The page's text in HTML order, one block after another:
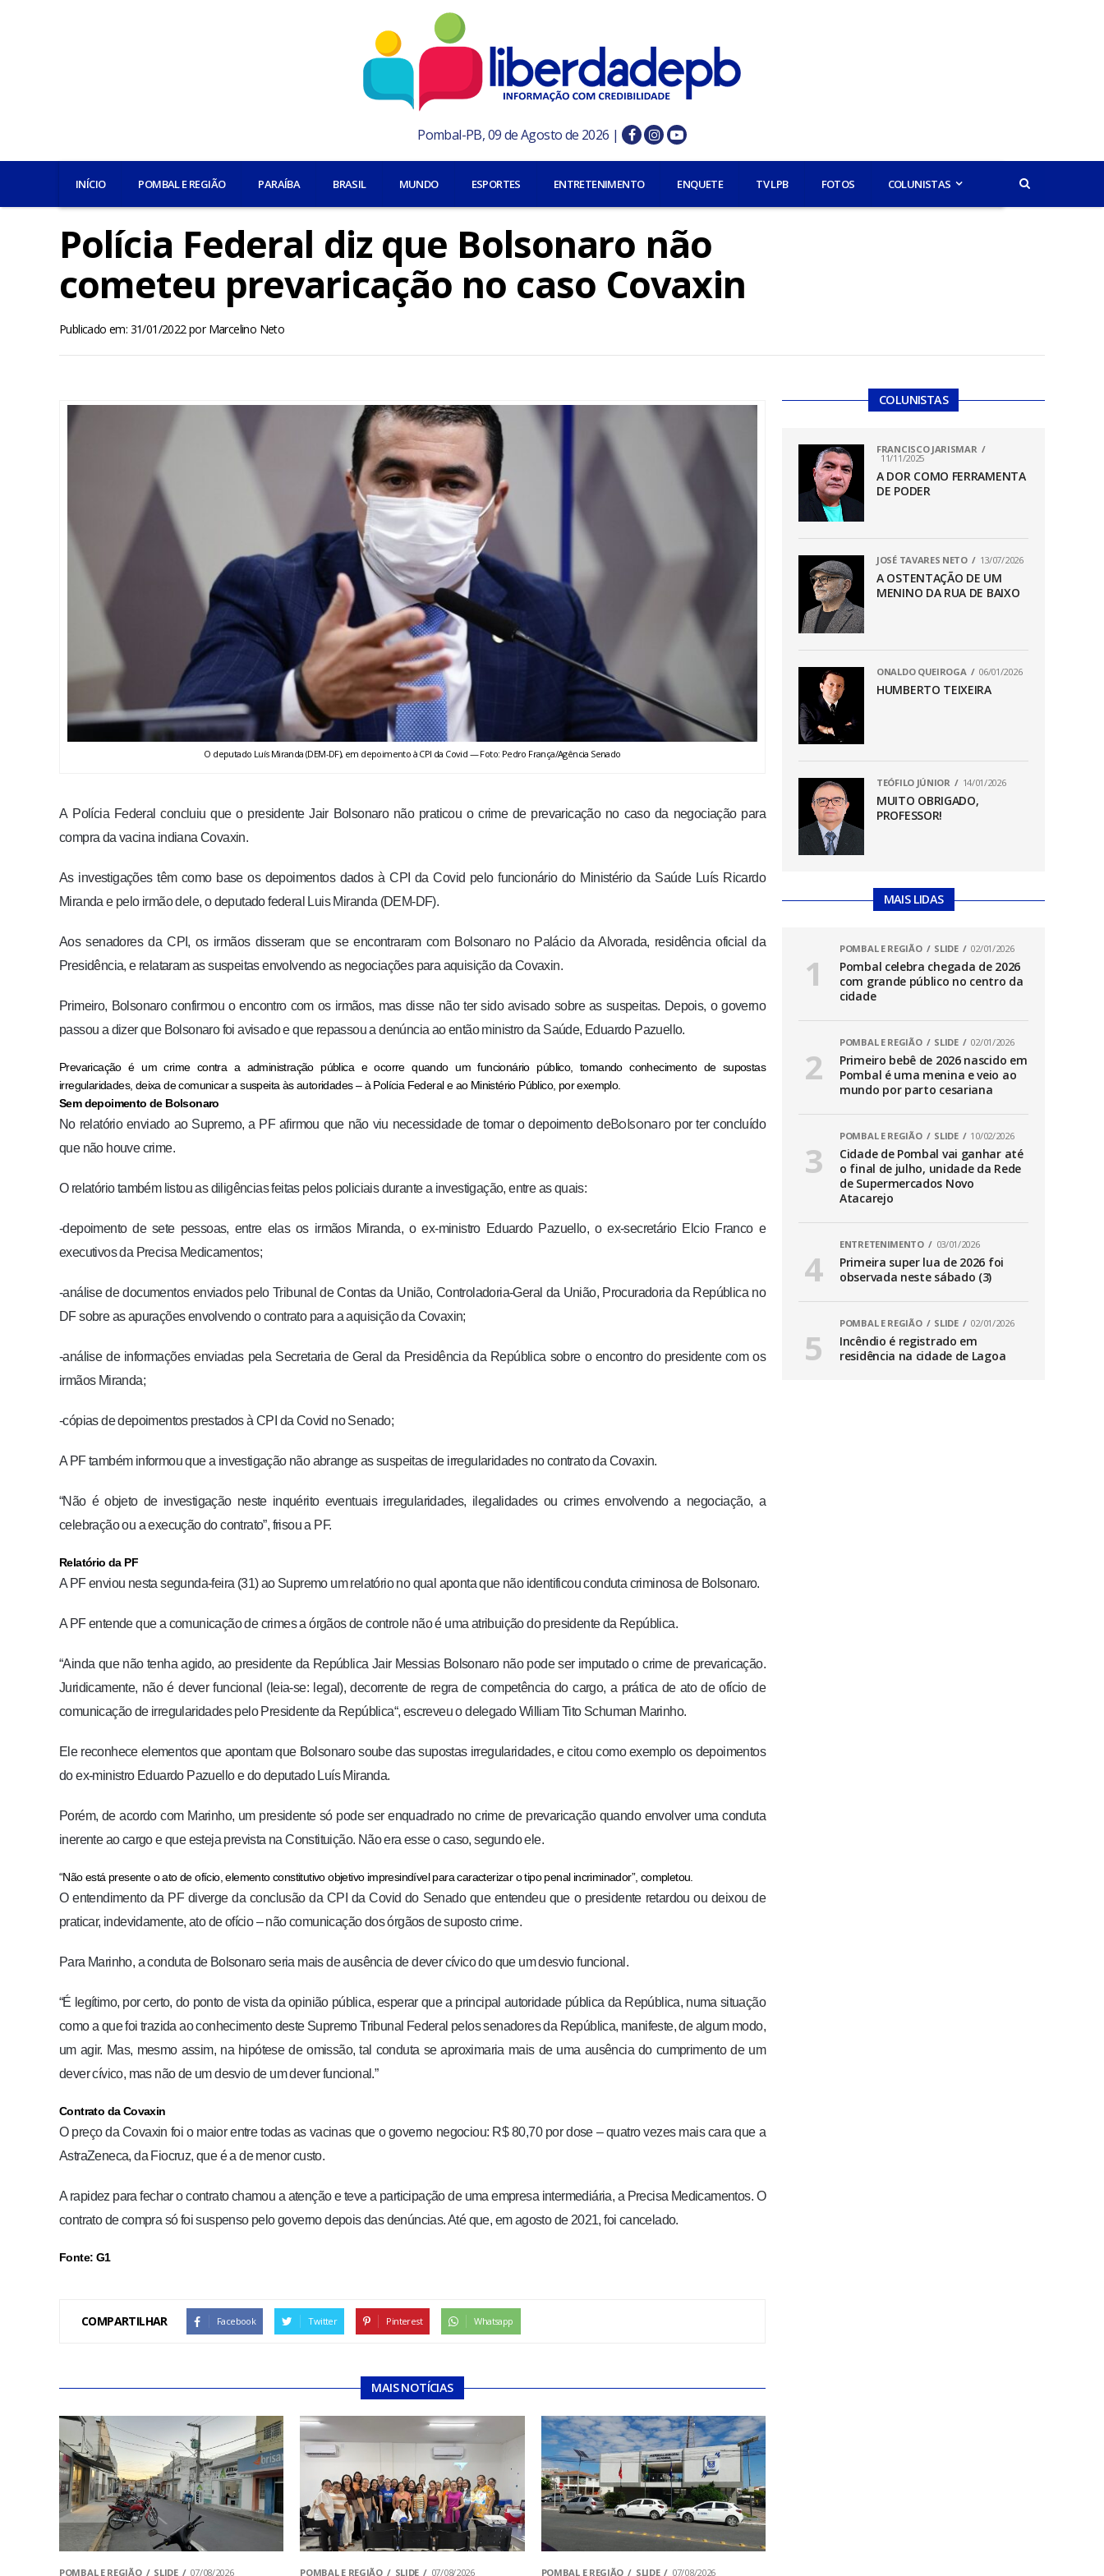
Pombal-PB, 09 de Agosto de 2026 |
INÍCIO POMBAL E REGIÃO PARAÍBA BRASIL MUNDO ESPORTES ENTRETENIMENTO ENQUETE TV LPB FOTOS COLUNISTAS
Polícia Federal diz que Bolsonaro não
cometeu prevaricação no caso Covaxin
Publicado em: 31/01/2022porMarcelino Neto
O deputado Luís Miranda (DEM-DF), em depoimento à CPI da Covid — Foto: Pedro França/Agência Senado
A Polícia Federal concluiu que o presidente Jair Bolsonaro não praticou o crime de prevaricação no caso da negociação para
compra da vacina indiana Covaxin.
As investigações têm como base os depoimentos dados à CPI da Covid pelo funcionário do Ministério da Saúde Luís Ricardo
Miranda e pelo irmão dele, o deputado federal Luis Miranda (DEM-DF).
Aos senadores da CPI, os irmãos disseram que se encontraram com Bolsonaro no Palácio da Alvorada, residência oficial da
Presidência, e relataram as suspeitas envolvendo as negociações para aquisição da Covaxin.
Primeiro, Bolsonaro confirmou o encontro com os irmãos, mas disse não ter sido avisado sobre as suspeitas. Depois, o governo
passou a dizer que Bolsonaro foi avisado e que repassou a denúncia ao então ministro da Saúde, Eduardo Pazuello.
Prevaricação é um crime contra a administração pública e ocorre quando um funcionário público, tomando conhecimento de supostas
irregularidades, deixa de comunicar a suspeita às autoridades – à Polícia Federal e ao Ministério Público, por exemplo.
Sem depoimento de Bolsonaro
No relatório enviado ao Supremo, a PF afirmou que não viu necessidade de tomar o depoimento deBolsonaro por ter concluído
que não houve crime.
O relatório também listou as diligências feitas pelos policiais durante a investigação, entre as quais:
-depoimento de sete pessoas, entre elas os irmãos Miranda, o ex-ministro Eduardo Pazuello, o ex-secretário Elcio Franco e
executivos da Precisa Medicamentos;
-análise de documentos enviados pelo Tribunal de Contas da União, Controladoria-Geral da União, Procuradoria da República no
DF sobre as apurações envolvendo o contrato para a aquisição da Covaxin;
-análise de informações enviadas pela Secretaria de Geral da Presidência da República sobre o encontro do presidente com os
irmãos Miranda;
-cópias de depoimentos prestados à CPI da Covid no Senado;
A PF também informou que a investigação não abrange as suspeitas de irregularidades no contrato da Covaxin.
“Não é objeto de investigação neste inquérito eventuais irregularidades, ilegalidades ou crimes envolvendo a negociação, a
celebração ou a execução do contrato”, frisou a PF.
Relatório da PF
A PF enviou nesta segunda-feira (31) ao Supremo um relatório no qual aponta que não identificou conduta criminosa de Bolsonaro.
A PF entende que a comunicação de crimes a órgãos de controle não é uma atribuição do presidente da República.
“Ainda que não tenha agido, ao presidente da República Jair Messias Bolsonaro não pode ser imputado o crime de prevaricação.
Juridicamente, não é dever funcional (leia-se: legal), decorrente de regra de competência do cargo, a prática de ato de ofício de
comunicação de irregularidades pelo Presidente da República“, escreveu o delegado William Tito Schuman Marinho.
Ele reconhece elementos que apontam que Bolsonaro soube das supostas irregularidades, e citou como exemplo os depoimentos
do ex-ministro Eduardo Pazuello e do deputado Luís Miranda.
Porém, de acordo com Marinho, um presidente só pode ser enquadrado no crime de prevaricação quando envolver uma conduta
inerente ao cargo e que esteja prevista na Constituição. Não era esse o caso, segundo ele.
“Não está presente o ato de ofício, elemento constitutivo objetivo impresindível para caracterizar o tipo penal incriminador”, completou.
O entendimento da PF diverge da conclusão da CPI da Covid do Senado que entendeu que o presidente retardou ou deixou de
praticar, indevidamente, ato de ofício – não comunicação dos órgãos de suposto crime.
Para Marinho, a conduta de Bolsonaro seria mais de ausência de dever cívico do que um desvio funcional.
“É legítimo, por certo, do ponto de vista da opinião pública, esperar que a principal autoridade pública da República, numa situação
como a que foi trazida ao conhecimento deste Supremo Tribunal Federal pelos senadores da República, manifeste, de algum modo,
um agir. Mas, mesmo assim, na hipótese de omissão, tal conduta se aproximaria mais de uma ausência do cumprimento de um
dever cívico, mas não de um desvio de um dever funcional.”
Contrato da Covaxin
O preço da Covaxin foi o maior entre todas as vacinas que o governo negociou: R$ 80,70 por dose – quatro vezes mais cara que a
AstraZeneca, da Fiocruz, que é a de menor custo.
A rapidez para fechar o contrato chamou a atenção e teve a participação de uma empresa intermediária, a Precisa Medicamentos. O
contrato de compra só foi suspenso pelo governo depois das denúncias. Até que, em agosto de 2021, foi cancelado.
Fonte: G1
COMPARTILHAR Facebook Twitter Pinterest Whatsapp
MAIS NOTÍCIAS
POMBAL E REGIÃO SLIDE 07/08/2026 POMBAL E REGIÃO SLIDE 07/08/2026 POMBAL E REGIÃO SLIDE 07/08/2026
COLUNISTAS
FRANCISCO JARISMAR
11/11/2025
A DOR COMO FERRAMENTA
DE PODER
JOSÉ TAVARES NETO 13/07/2026
A OSTENTAÇÃO DE UM
MENINO DA RUA DE BAIXO
ONALDO QUEIROGA 06/01/2026
HUMBERTO TEIXEIRA
TEÓFILO JÚNIOR 14/01/2026
MUITO OBRIGADO,
PROFESSOR!
MAIS LIDAS
POMBAL E REGIÃO SLIDE 02/01/2026
Pombal celebra chegada de 2026
com grande público no centro da
cidade
POMBAL E REGIÃO SLIDE 02/01/2026
Primeiro bebê de 2026 nascido em
Pombal é uma menina e veio ao
mundo por parto cesariana
POMBAL E REGIÃO SLIDE 10/02/2026
Cidade de Pombal vai ganhar até
o final de julho, unidade da Rede
de Supermercados Novo
Atacarejo
ENTRETENIMENTO 03/01/2026
Primeira super lua de 2026 foi
observada neste sábado (3)
POMBAL E REGIÃO SLIDE 02/01/2026
Incêndio é registrado em
residência na cidade de Lagoa